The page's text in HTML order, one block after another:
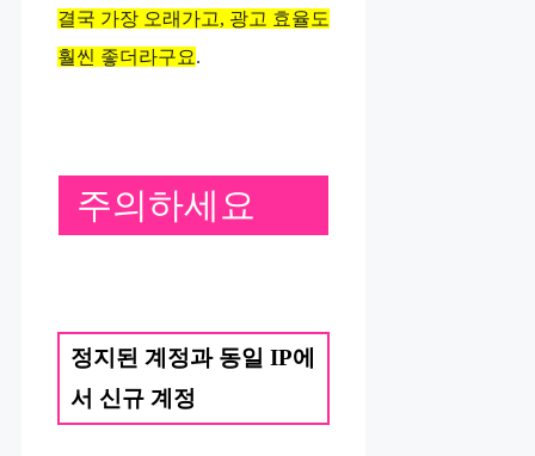
결국 가장 오래가고, 광고 효율도
훨씬 좋더라구요.
주의하세요
정지된 계정과 동일 IP에
서 신규 계정